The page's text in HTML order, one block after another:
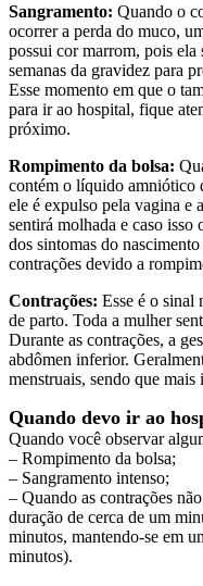
Sangramento: Quando o
ocorrer a perda do muco,
possui cor marrom, pois
semanas da gravidez para
Esse momento em que o
para ir ao hospital, fique
próximo.
Rompimento da bolsa:
contém o líquido amniótico
ele é expulso pela vagina e
sentirá molhada e caso isso
dos sintomas do
contrações devido a
Contrações: Esse é o sinal
de parto. Toda a mulher
Durante as contrações, a
abdômen inferior.
menstruais, sendo que mais
Quando devo ir ao
Quando você observar
– Rompimento da bolsa;
– Sangramento intenso;
– Quando as contrações
duração de cerca de um
minutos, mantendo-se em
minutos).